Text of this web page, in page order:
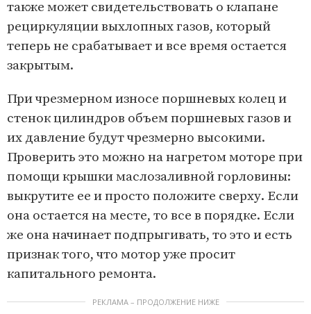
также может свидетельствовать о клапане
рециркуляции выхлопных газов, который
теперь не срабатывает и все время остается
закрытым.
При чрезмерном износе поршневых колец и
стенок цилиндров объем поршневых газов и
их давление будут чрезмерно высокими.
Проверить это можно на нагретом моторе при
помощи крышки маслозаливной горловины:
выкрутите ее и просто положите сверху. Если
она остается на месте, то все в порядке. Если
же она начинает подпрыгивать, то это и есть
признак того, что мотор уже просит
капитального ремонта.
РЕКЛАМА – ПРОДОЛЖЕНИЕ НИЖЕ